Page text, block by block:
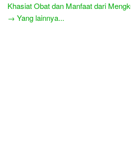
Khasiat Obat dan Manfaat dari
→ Yang lainnya...